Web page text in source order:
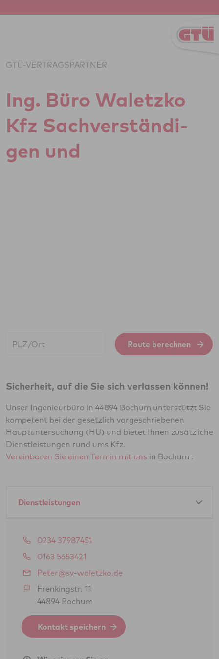
GTÜ-VERTRAGSPARTNER
Ing. Büro Waletzko
Kfz Sach­ver­stän­di­
gen und
Route berechnen
Sicherheit, auf die Sie sich verlassen können!
Unser Ingenieurbüro in 44894 Bochum unterstützt Sie
kompetent bei der gesetzlich vorgeschriebenen
Hauptuntersuchung (HU) und bietet Ihnen zusätzliche
Dienstleistungen rund ums Kfz.
Vereinbaren Sie einen Termin mit uns in Bochum .
Dienstleistungen
Amtliche Dienstleistungen als GTÜ-Partner:
Hauptuntersuchung Pkw
Änderungsabnahme gem. § 19 (3) StVZO
Gasprüfung Fahrzeugantrieb (GSP/GAP)
BOKraft-Prüfung (Personenbeförderung)
des Technischen Dienstes der GTÜ:
0234 37987451
0163 5653421
Peter@sv-waletzko.de
Frenkingstr. 11
44894 Bochum
Kontakt speichern